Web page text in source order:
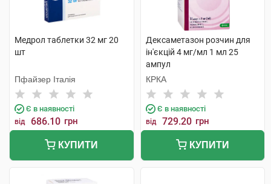
Медрол таблетки 32 мг 20
шт
Пфайзер Італія
Є в наявності
від 686.10 грн
КУПИТИ
Дексаметазон розчин для
ін'єкцій 4 мг/мл 1 мл 25
ампул
КРКА
Є в наявності
від 729.20 грн
КУПИТИ